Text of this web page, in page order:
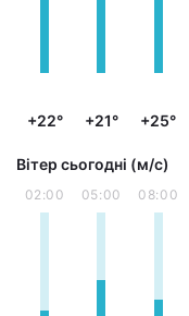
+22° +21° +25°
Вітер сьогодні (м/с)
02:00 05:00 08:00